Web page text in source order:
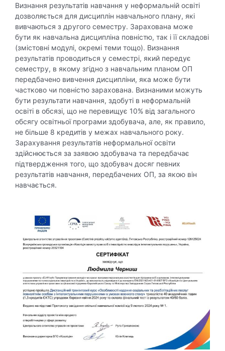
Визнання результатів навчання у неформальній освіті
дозволяється для дисциплін навчального плану, які
вивчаються з другого семестру. Зарахована може
бути як навчальна дисципліна повністю, так і її складові
(змістовні модулі, окремі теми тощо). Визнання
результатів проводиться у семестрі, який передує
семестру, в якому згідно з навчальним планом ОП
передбачено вивчення дисципліни, яка може бути
частково чи повністю зарахована. Визнаними можуть
бути результати навчання, здобуті в неформальній
освіті в обсязі, що не перевищує 10% від загального
обсягу освітньої програми здобувача, але, як правило,
не більше 8 кредитів у межах навчального року.
Зарахування результатів неформальної освіти
здійснюється за заявою здобувача та передбачає
підтвердження того, що здобувач досяг певних
результатів навчання, передбачених ОП, за якою він
навчається.